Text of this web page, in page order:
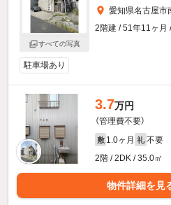
すべての写真
愛知県名古屋市
2階建 / 51年11ヶ月
駐車場あり
3.7万円
（管理費不要）
敷 1.0ヶ月 礼 不要
2階 / 2DK / 35.0㎡
物件詳細を見